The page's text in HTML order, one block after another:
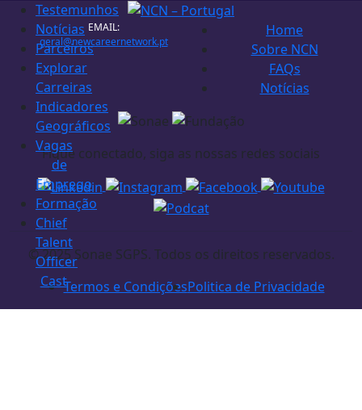
Testemunhos
Notícias
Parceiros
Explorar
Carreiras
Indicadores
Geográficos
Vagas
de
Emprego
Formação
Chief
Talent
Officer
Cast
EMAIL:
geral@newcareernetwork.pt
Home
Sobre NCN
FAQs
Notícias
Fique conectado, siga as nossas redes sociais
© 2025 Sonae SGPS. Todos os direitos reservados.
Termos e CondiçõesPolitica de Privacidade